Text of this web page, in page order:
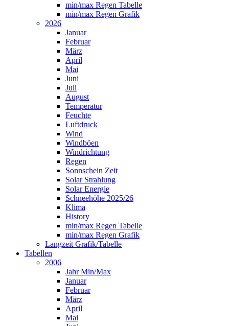
min/max Regen Tabelle
min/max Regen Grafik
2026
Januar
Februar
März
April
Mai
Juni
Juli
August
Temperatur
Feuchte
Luftdruck
Wind
Windböen
Windrichtung
Regen
Sonnschein Zeit
Solar Strahlung
Solar Energie
Schneehöhe 2025/26
Klima
History
min/max Regen Tabelle
min/max Regen Grafik
Langzeit Grafik/Tabelle
Tabellen
2006
Jahr Min/Max
Januar
Februar
März
April
Mai